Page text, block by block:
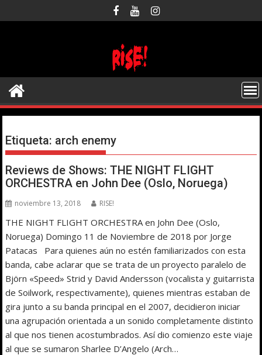
al
Etiqueta: arch enemy
Reviews de Shows: THE NIGHT FLIGHT
ORCHESTRA en John Dee (Oslo, Noruega)
noviembre 13, 2018 RISE!
THE NIGHT FLIGHT ORCHESTRA en John Dee (Oslo,
Noruega) Domingo 11 de Noviembre de 2018 por Jorge
Patacas Para quienes aún no estén familiarizados con esta
banda, cabe aclarar que se trata de un proyecto paralelo de
Björn «Speed» Strid y David Andersson (vocalista y guitarrista
de Soilwork, respectivamente), quienes mientras estaban de
gira junto a su banda principal en el 2007, decidieron iniciar
una agrupación orientada a un sonido completamente distinto
al que nos tienen acostumbrados. Así dio comienzo este viaje
al que se sumaron Sharlee D’Angelo (Arch…